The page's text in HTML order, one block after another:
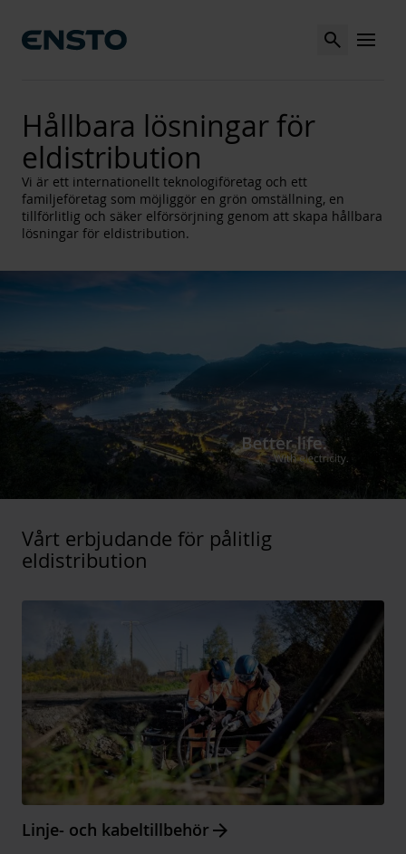
Search MENU
Hållbara lösningar för
eldistribution
Vi är ett internationellt teknologiföretag och ett
familjeföretag som möjliggör en grön omställning, en
tillförlitlig och säker elförsörjning genom att skapa hållbara
lösningar för eldistribution.
Vårt erbjudande för pålitlig
eldistribution
Linje- och kabeltillbehör Arrow_forward